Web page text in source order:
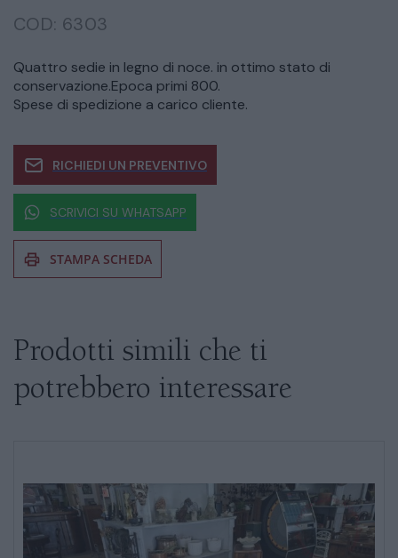
COD: 6303
Quattro sedie in legno di noce. in ottimo stato di
conservazione.Epoca primi 800.
Spese di spedizione a carico cliente.
RICHIEDI UN PREVENTIVO
SCRIVICI SU WHATSAPP
STAMPA SCHEDA
esitate a chiedere informazioni
Prodotti simili che ti
potrebbero interessare